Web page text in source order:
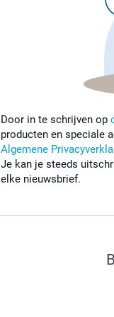
Door in te schrijven op
producten en speciale
Algemene
Je kan je steeds
elke nieuwsbrief.